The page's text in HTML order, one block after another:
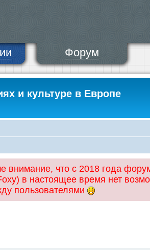
Форум
и культуре в Европе
внимание, что с 2018 года
в настоящее время нет
пользователями